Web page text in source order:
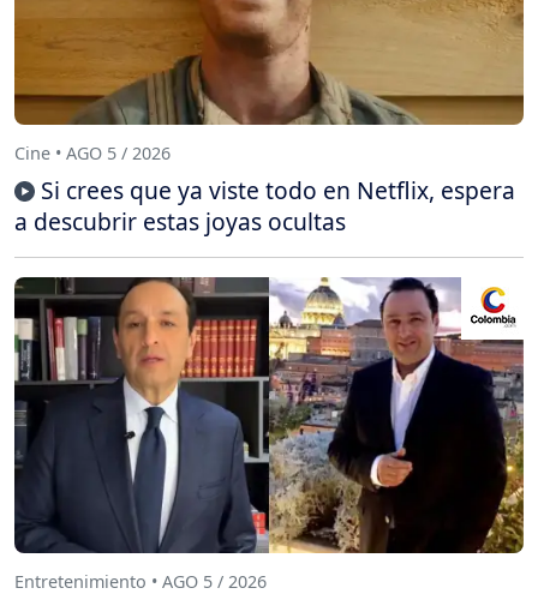
Cine • AGO 5 / 2026
Si crees que ya viste todo en Netflix, espera
a descubrir estas joyas ocultas
Entretenimiento • AGO 5 / 2026